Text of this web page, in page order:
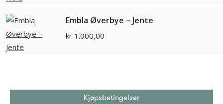
Embla Øverbye – Jente
kr 1.000,00
Kjøpsbetingelser